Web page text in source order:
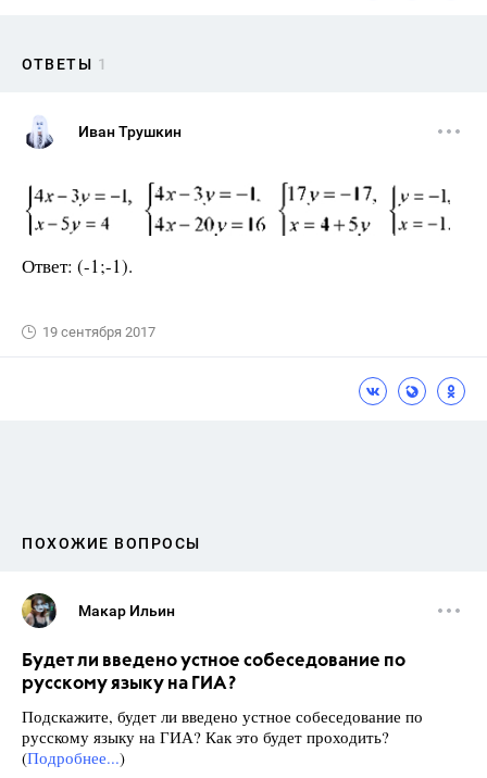
ОТВЕТЫ 1
Иван Трушкин
Ответ: (-1;-1).
19 сентября 2017
ПОХОЖИЕ ВОПРОСЫ
Макар Ильин
Будет ли введено устное собеседование по
русскому языку на ГИА?
Подскажите, будет ли введено устное собеседование по
русскому языку на ГИА? Как это будет проходить?
(Подробнее...)